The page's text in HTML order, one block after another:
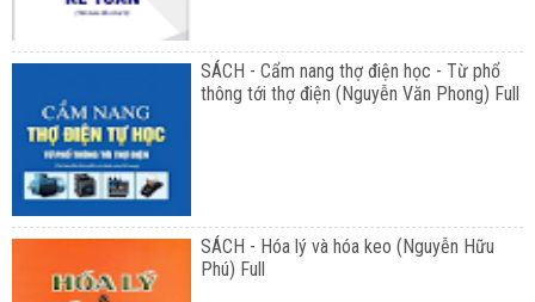
SÁCH - Cẩm nang thợ điện học - Từ phổ
thông tới thợ điện (Nguyễn Văn Phong) Full
SÁCH - Hóa lý và hóa keo (Nguyễn Hữu
Phú) Full